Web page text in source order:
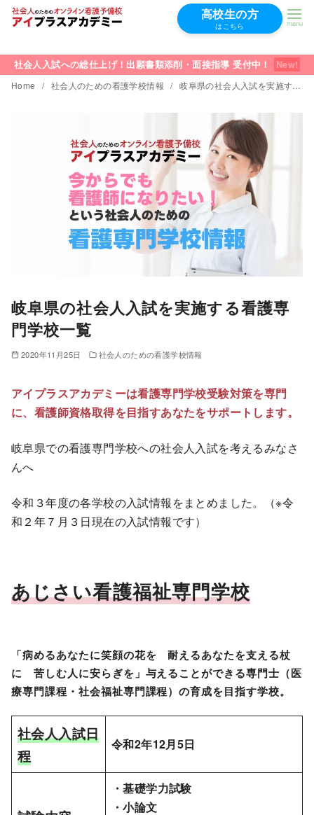
高校生の方
はこちら
社会人入試への総仕上げ！出願書類添削・面接指導 受付中！
Home 社会人のための看護学校情報 岐阜県の社会人入試を実施する看護専門学校一覧
岐阜県の社会人入試を実施する看護専
門学校一覧
2020年11月25日 社会人のための看護学校情報
アイプラスアカデミーは看護専門学校受験対策を専門
に、看護師資格取得を目指すあなたをサポートします。
岐阜県での看護専門学校への社会人入試を考えるみなさ
んへ
令和３年度の各学校の入試情報をまとめました。（※令
和２年７月３日現在の入試情報です）
あじさい看護福祉専門学校
「病めるあなたに笑顔の花を 耐えるあなたを支える杖
に 苦しむ人に安らぎを」与えることができる専門士（医
療専門課程・社会福祉専門課程）の育成を目指す学校。
社会人入試日
程
令和2年12月5日
・基礎学力試験
・小論文